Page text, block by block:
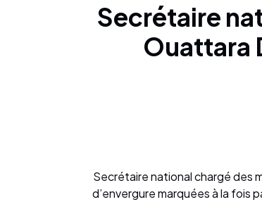
Secrétaire
Ouattara
Secrétaire national chargé des
d’envergure marquées à la fois